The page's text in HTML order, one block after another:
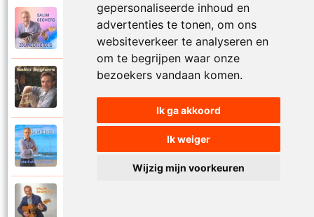
gepersonaliseerde inhoud en
advertenties te tonen, om ons
websiteverkeer te analyseren en
om te begrijpen waar onze
bezoekers vandaan komen.
Ik ga akkoord
Ik weiger
Wijzig mijn voorkeuren
Salim Seghers
Zolang er liefde is
Salim Seghers
Zomer en liefde
Zomerliefde is zo mooi